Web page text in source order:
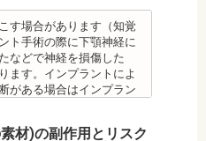
のを飲んだりしてもわか
けるリスクがあります。
、嘔吐、アレルギー反応
、矯正装置の周りなど、
にくい部分ができるた
が高くなります。
日丁寧なブラッシング、
のある方、不安がある方
パッチテストをうけて、
歯科医師に伝えてくださ
とに、皮膚や口腔の粘膜
場合は、速やかに歯科医
。
なスペースがない場合
や、ワイヤーを交換した
ありますが、数日でおさ
、冷たいものを飲んだと
あらわれる場合がありま
善されます。長期間痛む
ましょう。
のある方、不安がある方
す場合があります（知覚
ト手術の際に下顎神経に
などで神経を損傷した
ます。インプラントによ
がある場合はインプラン
埋める際に、上顎洞を破
材)の副作用とリスク